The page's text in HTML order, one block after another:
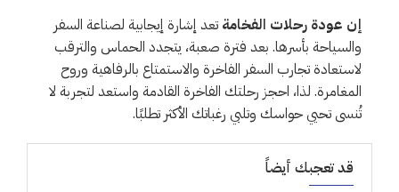
إن عودة رحلات الفخامة تعد إشارة إيجابية لصناعة السفر
والسياحة بأسرها. بعد فترة صعبة، يتجدد الحماس والترقب
لاستعادة تجارب السفر الفاخرة والاستمتاع بالرفاهية وروح
المغامرة. لذا، احجز رحلتك الفاخرة القادمة واستعد لتجربة لا
تُنسى تحيي حواسك وتلبي رغباتك الأكثر تطلبًا.
قد تعجبك أيضاً